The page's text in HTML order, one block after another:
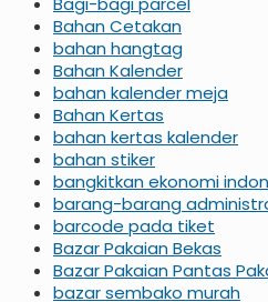
Bahan Cetakan
bahan hangtag
Bahan Kalender
bahan kalender meja
Bahan Kertas
bahan kertas kalender
bahan stiker
bangkitkan ekonomi
barang-barang
barcode pada tiket
Bazar Pakaian Bekas
Bazar Pakaian Pantas
bazar sembako murah